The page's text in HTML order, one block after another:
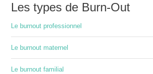
Les types de Burn-Out
Le burnout professionnel
Le burnout maternel
Le burnout familial